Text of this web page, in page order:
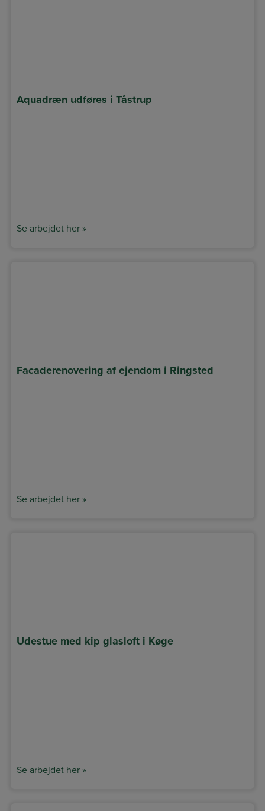
Aquadræn udføres i Tåstrup
Se arbejdet her »
Facaderenovering af ejendom i Ringsted
Se arbejdet her »
Udestue med kip glasloft i Køge
Se arbejdet her »